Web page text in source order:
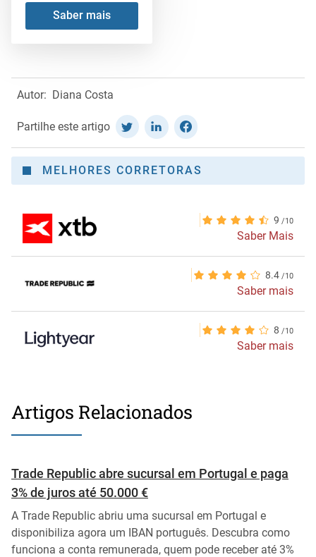
Saber mais
Autor: Diana Costa
Partilhe este artigo
MELHORES CORRETORAS
9
Saber Mais
8.4
Saber mais
8
Saber mais
Artigos Relacionados
Trade Republic abre sucursal em Portugal e paga
3% de juros até 50.000 €
A Trade Republic abriu uma sucursal em Portugal e
disponibiliza agora um IBAN português. Descubra como
funciona a conta remunerada, quem pode receber até 3%